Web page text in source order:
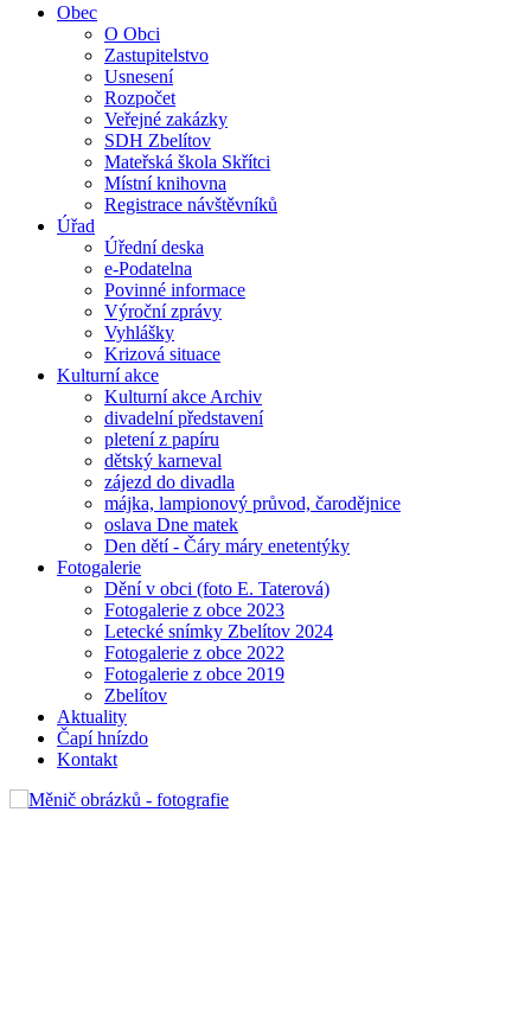
Obec
O Obci
Zastupitelstvo
Usnesení
Rozpočet
Veřejné zakázky
SDH Zbelítov
Mateřská škola Skřítci
Místní knihovna
Registrace návštěvníků
Úřad
Úřední deska
e-Podatelna
Povinné informace
Výroční zprávy
Vyhlášky
Krizová situace
Kulturní akce
Kulturní akce Archiv
divadelní představení
pletení z papíru
dětský karneval
zájezd do divadla
májka, lampionový průvod, čarodějnice
oslava Dne matek
Den dětí - Čáry máry enetentýky
Fotogalerie
Dění v obci (foto E. Taterová)
Fotogalerie z obce 2023
Letecké snímky Zbelítov 2024
Fotogalerie z obce 2022
Fotogalerie z obce 2019
Zbelítov
Aktuality
Čapí hnízdo
Kontakt